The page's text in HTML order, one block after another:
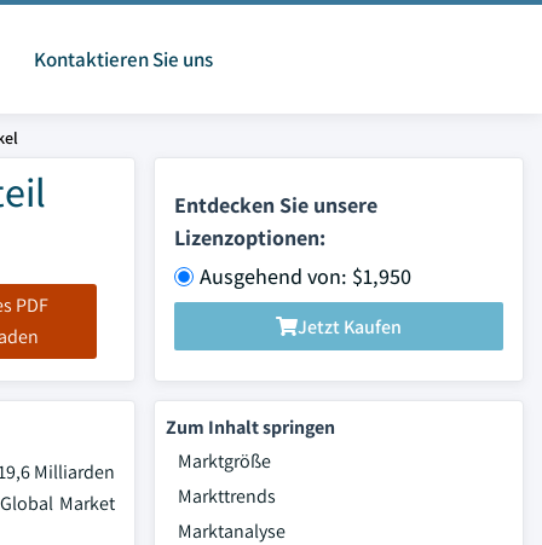
Kontaktieren Sie uns
PDF
Entdecken Sie unsere
Lizenzoptionen:
Ausgehend von: $1,950
Jetzt Kaufen
Milliarden
Market
Zum Inhalt springen
Marktgröße
Markttrends
Marktanalyse